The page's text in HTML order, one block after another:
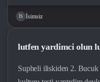
İS İsimsiz
lutfen yardimci olun
Supheli iliskiden 2. Bucuk